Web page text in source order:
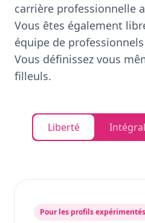
carrière professionnelle
Vous êtes également
équipe de
Vous définissez vous
filleuls.
Liberté
Pour les profils expérimentés